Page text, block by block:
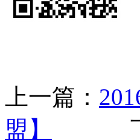
上一篇：
盟】
下